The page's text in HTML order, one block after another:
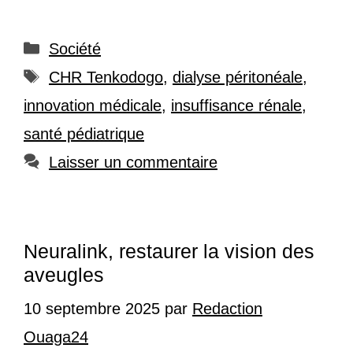
Catégories
Société
Étiquettes
CHR Tenkodogo, dialyse péritonéale,
innovation médicale, insuffisance rénale,
santé pédiatrique
Laisser un commentaire
Neuralink, restaurer la vision des
aveugles
10 septembre 2025 par Redaction
Ouaga24